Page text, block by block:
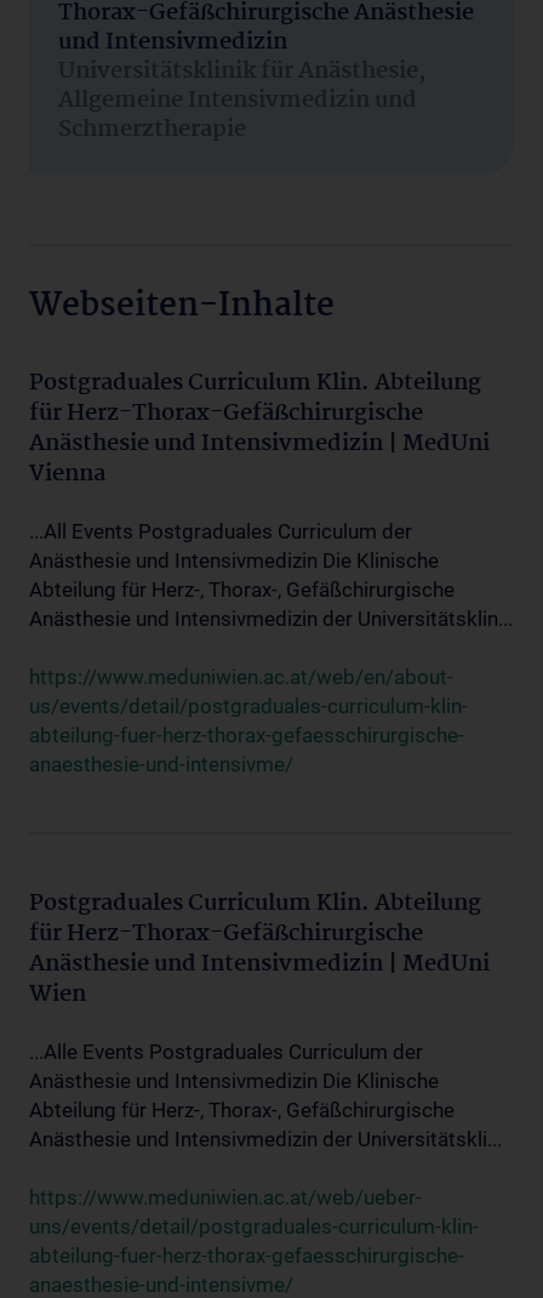
Thorax-Gefäßchirurgische Anästhesie
und Intensivmedizin
Universitätsklinik für Anästhesie,
Allgemeine Intensivmedizin und
Schmerztherapie
Webseiten-Inhalte
Postgraduales Curriculum Klin. Abteilung
für Herz-Thorax-Gefäßchirurgische
Anästhesie und Intensivmedizin | MedUni
Vienna
...All Events Postgraduales Curriculum der
Anästhesie und Intensivmedizin Die Klinische
Abteilung für Herz-, Thorax-, Gefäßchirurgische
Anästhesie und Intensivmedizin der Universitätsklin...
https://www.meduniwien.ac.at/web/en/about-
us/events/detail/postgraduales-curriculum-klin-
abteilung-fuer-herz-thorax-gefaesschirurgische-
anaesthesie-und-intensivme/
Postgraduales Curriculum Klin. Abteilung
für Herz-Thorax-Gefäßchirurgische
Anästhesie und Intensivmedizin | MedUni
Wien
...Alle Events Postgraduales Curriculum der
Anästhesie und Intensivmedizin Die Klinische
Abteilung für Herz-, Thorax-, Gefäßchirurgische
Anästhesie und Intensivmedizin der Universitätskli...
https://www.meduniwien.ac.at/web/ueber-
uns/events/detail/postgraduales-curriculum-klin-
abteilung-fuer-herz-thorax-gefaesschirurgische-
anaesthesie-und-intensivme/